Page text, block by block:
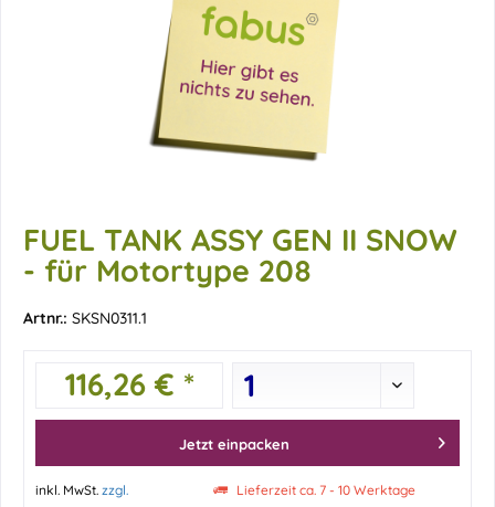
FUEL TANK ASSY GEN II SNOW
- für Motortype 208
Artnr.: SKSN0311.1
116,26 € *
Jetzt einpacken
inkl. MwSt. zzgl.
Lieferzeit ca. 7 - 10 Werktage